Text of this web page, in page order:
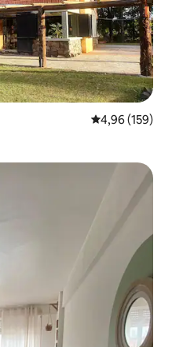
Évaluation
4,96 (159)